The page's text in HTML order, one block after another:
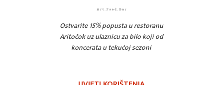
Ostvarite 15% popusta u restoranu
Aritočok uz ulaznicu za bilo koji od
koncerata u tekućoj sezoni